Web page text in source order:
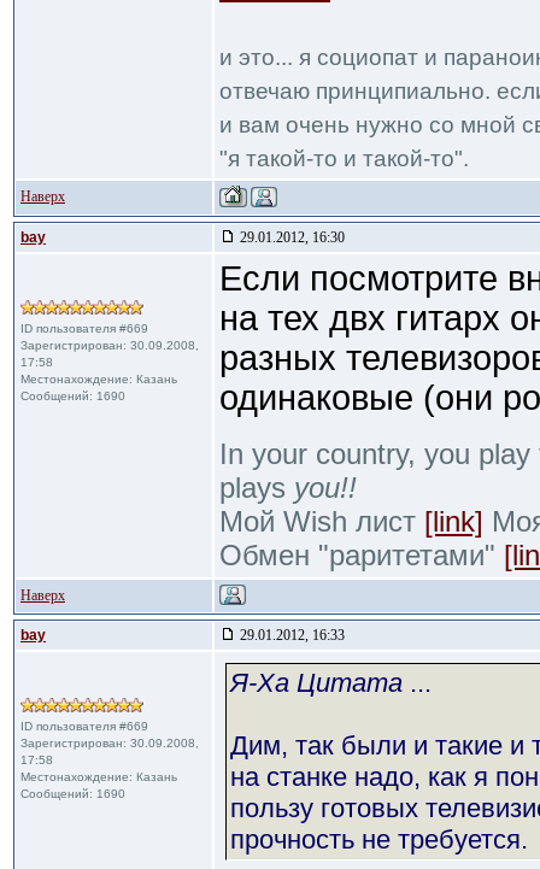
и это... я социопат и
отвечаю принципиально.
и вам очень нужно со мной
"я такой-то и такой-то".
Наверх
bay 29.01.2012, 16:30
ID пользователя #669
Зарегистрирован: 30.09.2008,
17:58
Местонахождение: Казань
Сообщений: 1690
Если посмотрите
на тех двх гитарх
разных
одинаковые (они
In your country, you
plays you!!
Мой Wish лист [link]
Обмен "раритетами"
Наверх
bay 29.01.2012, 16:33
ID пользователя #669
Зарегистрирован: 30.09.2008,
17:58
Местонахождение: Казань
Сообщений: 1690
Я-Ха Цитата ...
Дим, так были и такие и
на станке надо, как я
пользу готовых
прочность не требуется.